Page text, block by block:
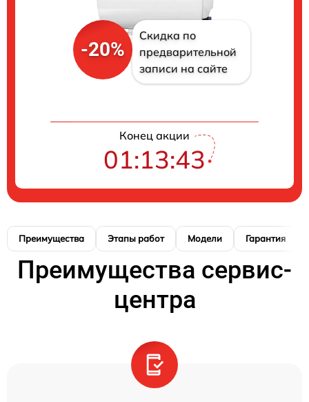
-20%
Скидка по
предварительной
записи на сайте
Конец акции
01:13:42
Преимущества Этапы работ Модели Гарантия
Преимущества сервис-
центра